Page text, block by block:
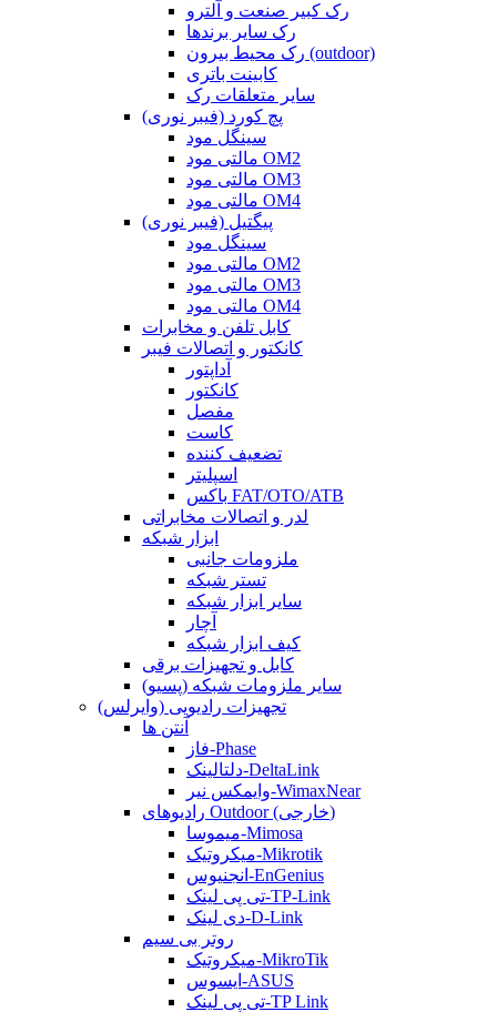
رک کبیر صنعت و آلترو
رک سایر برندها
رک محیط بیرون (outdoor)
کابینت باتری
سایر متعلقات رک
پچ کورد (فیبر نوری)
سینگل مود
مالتی مود OM2
مالتی مود OM3
مالتی مود OM4
پیگتیل (فیبر نوری)
سینگل مود
مالتی مود OM2
مالتی مود OM3
مالتی مود OM4
کابل تلفن و مخابرات
کانکتور و اتصالات فیبر
آداپتور
کانکتور
مفصل
کاست
تضعیف کننده
اسپلیتر
باکس FAT/OTO/ATB
لدر و اتصالات مخابراتی
ابزار شبکه
ملزومات جانبی
تستر شبکه
سایر ابزار شبکه
آچار
کیف ابزار شبکه
کابل و تجهیزات برقی
سایر ملزومات شبکه (پسیو)
تجهیزات رادیویی (وایرلس)
آنتن ها
فاز-Phase
دلتالینک-DeltaLink
وایمکس نیر-WimaxNear
رادیوهای Outdoor (خارجی)
میموسا-Mimosa
میکروتیک-Mikrotik
انجنیوس-EnGenius
تی پی لینک-TP-Link
دی لینک-D-Link
روتر بی سیم
میکروتیک-MikroTik
ایسوس-ASUS
تی پی لینک-TP Link